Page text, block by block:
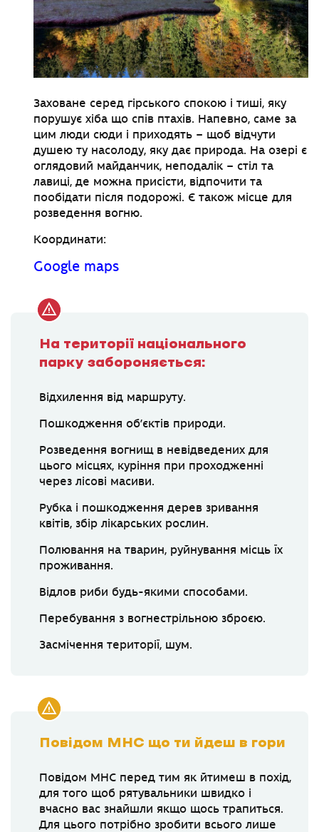
Заховане серед гірського спокою і тиші, яку
порушує хіба що спів птахів. Напевно, саме за
цим люди сюди і приходять – щоб відчути
душею ту насолоду, яку дає природа. На озері є
оглядовий майданчик, неподалік – стіл та
лавиці, де можна присісти, відпочити та
пообідати після подорожі. Є також місце для
розведення вогню.
Координати:
Google maps
На території національного
парку забороняється:
Відхилення від маршруту.
Пошкодження об’єктів природи.
Розведення вогнищ в невідведених для
цього місцях, куріння при проходженні
через лісові масиви.
Рубка і пошкодження дерев зривання
квітів, збір лікарських рослин.
Полювання на тварин, руйнування місць їх
проживання.
Відлов риби будь-якими способами.
Перебування з вогнестрільною зброєю.
Засмічення території, шум.
Повідом МНС що ти йдеш в гори
Повідом МНС перед тим як йтимеш в похід,
для того щоб рятувальники швидко і
вчасно вас знайшли якщо щось трапиться.
Для цього потрібно зробити всього лише